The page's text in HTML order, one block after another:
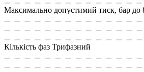
Максимально допустимий тиск, бар до
Кількість фаз Трифазний